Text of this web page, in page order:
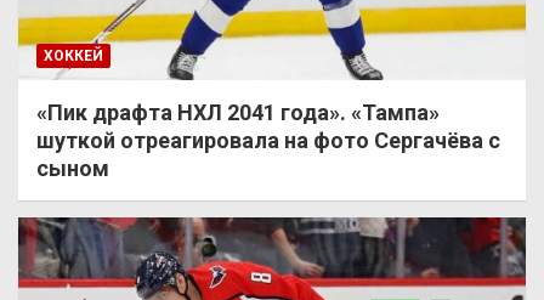
ХОККЕЙ
«Пик драфта НХЛ 2041 года». «Тампа»
шуткой отреагировала на фото Сергачёва с
сыном